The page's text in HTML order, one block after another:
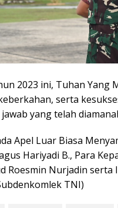
2023 ini, Tuhan Yang
serta
yang telah
Apel Luar Biasa
Hariyadi B., Para
Roesmin Nurjadin serta
TNI)